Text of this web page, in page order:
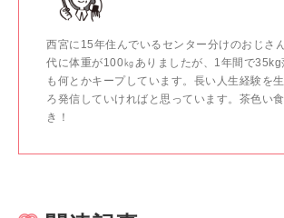
西宮に15年住んでいるセンター分けのおじさ
代に体重が100㎏ありましたが、1年間で35kg
も何とかキープしています。長い人生経験を
ろ発信していければと思っています。茶色い
き！